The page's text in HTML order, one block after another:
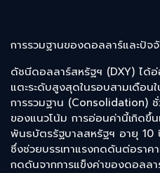
การรวมฐานของดอลลาร์และปัจ
ดัชนีดอลลาร์สหรัฐฯ (DXY) ได้
แตะระดับสูงสุดในรอบสามเดือ
การรวมฐาน (Consolidation)
ของแนวโน้ม การอ่อนค่านี้เกิดขึ้
พันธบัตรรัฐบาลสหรัฐฯ อายุ
ซึ่งช่วยบรรเทาแรงกดดันต่อรา
กดดันจากการแข็งค่าของดอลลา